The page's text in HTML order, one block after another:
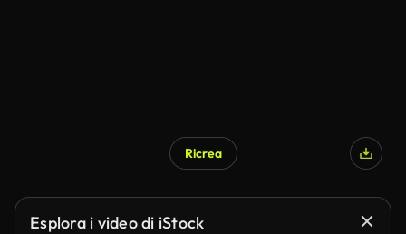
Generato da IA
Ricrea
Esplora i video di iStock